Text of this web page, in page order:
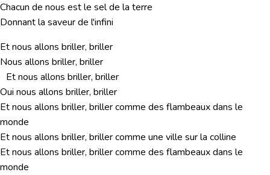
Chacun de nous est le sel de la terre
Donnant la saveur de l'infini
Et nous allons briller, briller
Nous allons briller, briller
Et nous allons briller, briller
Oui nous allons briller, briller
Et nous allons briller, briller comme des flambeaux dans le
monde
Et nous allons briller, briller comme une ville sur la colline
Et nous allons briller, briller comme des flambeaux dans le
monde